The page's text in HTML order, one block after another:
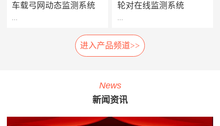
爆胎时能够及时做出预报及报
扩大及危险的发生。 系统组
成： 1、胎压传感器· 安装在
走行轮、导向轮、稳定轮气门
运算，并对运行数据进行存
TCMS网络监控终端。 系统
设备健康状态预警及检修智能
延长车辆设备的生命周期。
· 提升员工生产力：管理层通
过系统设定各项绩效指标，系
“公开、全貌、闭环”的分析及
预警，可有效激励员工主动提
“指哪打哪”的调控指挥棒与全
车载弓网动态监测系统
车载弓网动态监测系统是一种
车载受电弓实时自动化、动态
测弓网状态和主要工作参数，
系统除了对弓网各种状态检测
外，还将自动记录每次被检测
轮对在线监测系统
轮对在线检测系统安装在正线
站端或车辆段的入段线上，具
探测、制动闸片磨耗检测、自
动识别列车车号、自动判别行
及数据管理等功能，能做到故
进入产品频道>>
News
新闻资讯